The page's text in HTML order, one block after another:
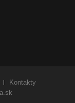
Kontakty